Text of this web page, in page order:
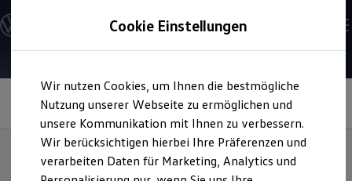
Hauptinhalt
springen
Footer
springen
Modelle & Konfigurator
Nutzfahrzeugkategorien entdecken
Modelle konfigurieren
Vorgängermodelle und Oldtimer
Vorgängermodelle
Oldtimer
Bulli Historie
Branchenlösungen & Gewerbekunden
Umbaulösungen und Hersteller finden
Auf- und Umbauten entdecken & konfigurieren
Ressourcenbeschaffung,
Herausforderungen und Maßnahmen
Cookie Einstellungen
Wir nutzen Cookies, um Ihnen die bestmögliche
Nutzung unserer Webseite zu ermöglichen und
unsere Kommunikation mit Ihnen zu verbessern.
Wir berücksichtigen hierbei Ihre Präferenzen und
verarbeiten Daten für Marketing, Analytics und